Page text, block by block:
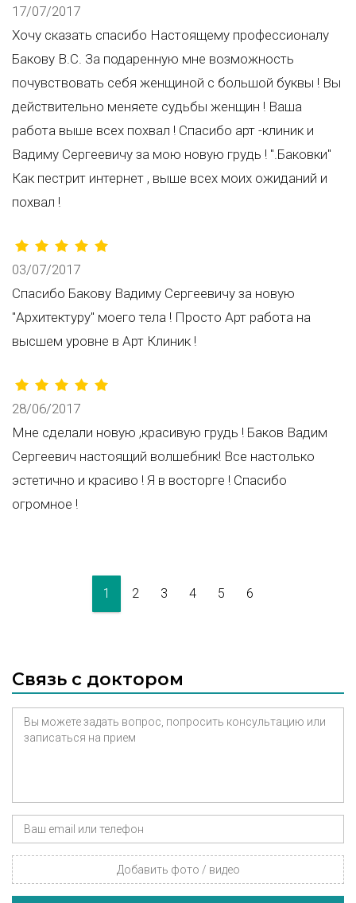
17/07/2017
Хочу сказать спасибо Настоящему профессионалу
Бакову В.С. За подаренную мне возможность
почувствовать себя женщиной с большой буквы ! Вы
действительно меняете судьбы женщин ! Ваша
работа выше всех похвал ! Спасибо арт -клиник и
Вадиму Сергеевичу за мою новую грудь ! ".Баковки"
Как пестрит интернет , выше всех моих ожиданий и
похвал !
03/07/2017
Спасибо Бакову Вадиму Сергеевичу за новую
"Aрхитектуру" моего тела ! Просто Арт работа на
высшем уровне в Арт Клиник !
28/06/2017
Мне сделали новую ,красивую грудь ! Баков Вадим
Сергеевич настоящий волшебник! Все настолько
эстетично и красиво ! Я в восторге ! Спасибо
огромное !
1 2 3 4 5 6
Связь с доктором
Добавить фото / видео